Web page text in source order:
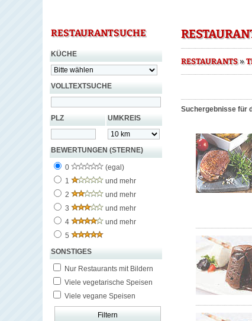
RESTAURANTSUCHE
KÜCHE
VOLLTEXTSUCHE
PLZ UMKREIS
BEWERTUNGEN (STERNE)
0
(egal)
1
und mehr
2
und mehr
3
und mehr
4
und mehr
5
SONSTIGES
Nur Restaurants mit Bildern
Viele vegetarische Speisen
Viele vegane Speisen
RESTAURANTS»
Suchergebnisse für